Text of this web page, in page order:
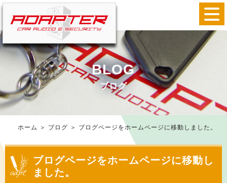
BLOG
ブログ
ホーム ＞ ブログ ＞ ブログページをホームページに移動しました。
ブログページをホームページに移動し
ました。